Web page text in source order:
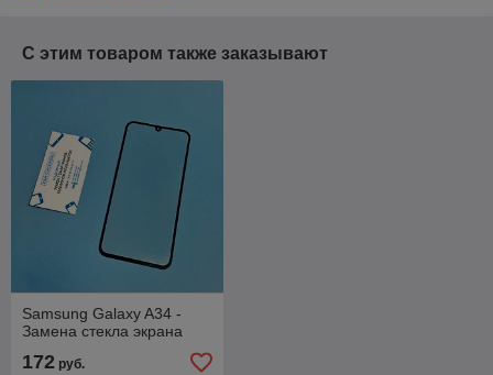
С этим товаром также заказывают
Samsung Galaxy A34 -
Замена стекла экрана
172 руб.